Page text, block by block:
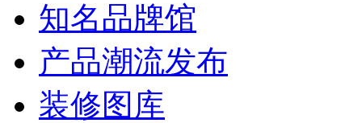
知名品牌馆
产品潮流发布
装修图库